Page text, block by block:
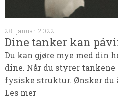
28. januar 2022
Dine tanker kan
Du kan gjøre mye med din
dine. Når du styrer tankene
fysiske struktur. Ønsker du
Les mer